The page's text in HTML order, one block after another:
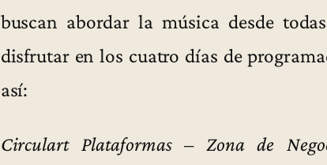
buscan abordar la música desde
disfrutar en los cuatro días de
así:
Circulart Plataformas – Zona de